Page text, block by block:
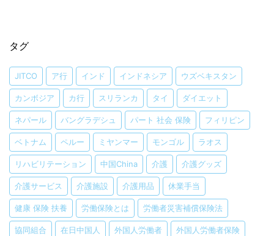
タグ
JITCO ア行 インド インドネシア ウズベキスタン
カンボジア カ行 スリランカ タイ ダイエット
ネパール バングラデシュ パート 社会 保険 フィリピン
ベトナム ペルー ミヤンマー モンゴル ラオス
リハビリテーション 中国China 介護 介護グッズ
介護サービス 介護施設 介護用品 休業手当
健康 保険 扶養 労働保険とは 労働者災害補償保険法
協同組合 在日中国人 外国人労働者 外国人労働者保険